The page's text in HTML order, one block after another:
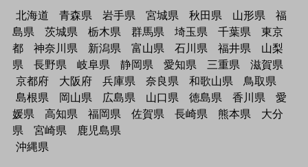
北海道 青森県 岩手県 宮城県 秋田県 山形県
福
島県
茨城県 栃木県 群馬県 埼玉県 千葉県
東京
都
神奈川県 新潟県 富山県 石川県 福井県
山梨
県
長野県 岐阜県 静岡県 愛知県 三重県
滋賀県
京都府
大阪府 兵庫県 奈良県 和歌山県
鳥取県
島根県
岡山県 広島県 山口県 徳島県 香川県
愛
媛県
高知県 福岡県 佐賀県 長崎県 熊本県
大分
県
宮崎県
鹿児島県
沖縄県